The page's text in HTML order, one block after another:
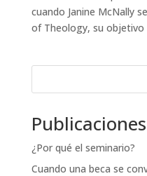
cuando Janine McNally
of Theology, su objetivo
¿Por qué el seminario?
Cuando una beca se